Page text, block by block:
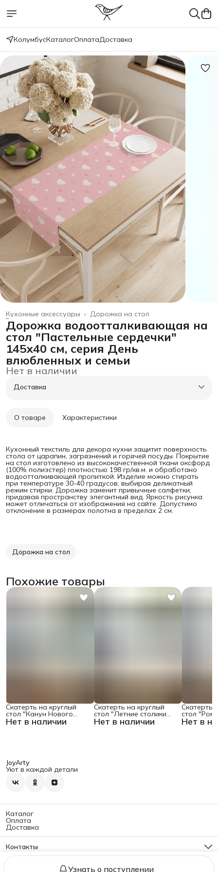
КолумбусКаталогОплатаДоставка
Дорожка на стол
Кухонные аксессуары ›
Главная
Дорожка водоотталкивающая на
стол "Пастельные сердечки"
145х40 см, серия День
влюбленных и семьи
Нет в наличии
Узнать о поступлении
Доставка
О товаре Характеристики
Кухонный текстиль для декора кухни защитит поверхность
стола от царапин, загрязнений и горячей посуды. Покрытие
на стол изготовлено из высококачественной ткани оксфорд
(100% полиэстер) плотностью 198 гр/кв.м. и обработано
водоотталкивающей пропиткой. Изделие можно стирать
при температуре 30-40 градусов, выбирая деликатный
режим стирки. Дорожка заменит привычные салфетки,
придавая пространству элегантный вид. Яркость рисунка
может отличаться от изображения на сайте. Допустимо
отклонение в размерах полотна в пределах 2 см.
Дорожка на стол
Похожие товары
Нет в наличии
Скатерть на круглый
стол "Канун Нового
Года", 150х150 , серия Нет в наличии
Скатерть на круглый
стол "Летние столики
кафе", 150х150 Нет в
Скатерть
стол
поляне",
JoyArty
Уют в каждой детали
Каталог
Оплата
Доставка
Контакты
Адрес
г. Москва, ул. Б. Семёновская, 40, стр. 2